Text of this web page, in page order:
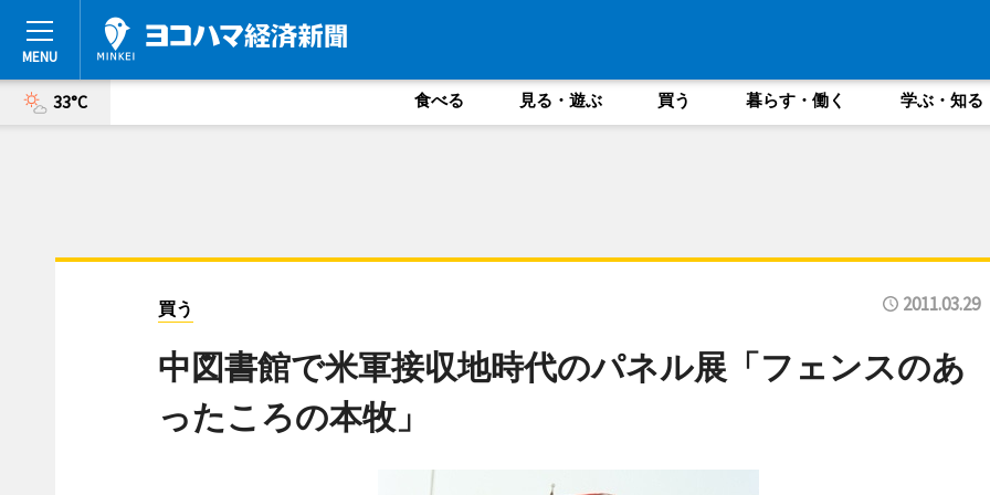
33°C 食べる 見る・遊ぶ 買う 暮らす・働く 学ぶ・知る
買う 2011.03.29
中図書館で米軍接収地時代のパネル展「フェンスのあ
ったころの本牧」